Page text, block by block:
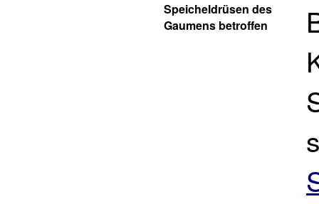
Speicheldrüsen des
Gaumens betroffen